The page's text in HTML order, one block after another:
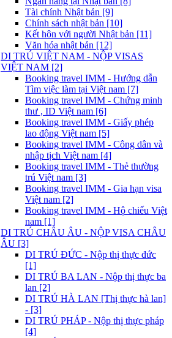
Tài chính Nhật bản [9]
Chính sách nhật bản [10]
Kết hôn với người Nhật bản [11]
Văn hóa nhật bản [12]
DI TRÚ VIỆT NAM - NỘP VISAS
VIỆT NAM [2]
Booking travel IMM - Hướng dẫn
Tìm việc làm tại Việt nam [7]
Booking travel IMM - Chứng minh
thư , ID Việt nam [6]
Booking travel IMM - Giấy phép
lao động Việt nam [5]
Booking travel IMM - Công dân và
nhập tịch Việt nam [4]
Booking travel IMM - Thẻ thường
trú Việt nam [3]
Booking travel IMM - Gia hạn visa
Việt nam [2]
Booking travel IMM - Hộ chiếu Việt
nam [1]
DI TRÚ CHÂU ÂU - NỘP VISA CHÂU
ÂU [3]
DI TRÚ ĐỨC - Nộp thị thực đức
[1]
DI TRÚ BA LAN - Nộp thị thực ba
lan [2]
DI TRÚ HÀ LAN [Thị thực hà lan]
- [3]
DI TRÚ PHÁP - Nộp thị thực pháp
[4]